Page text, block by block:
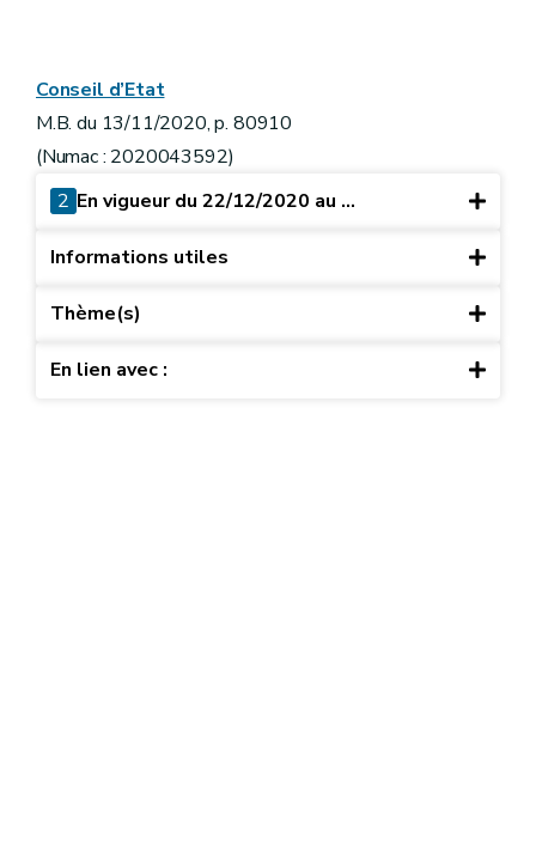
Conseil d’Etat
M.B. du 13/11/2020, p. 80910
(Numac : 2020043592)
2 En vigueur du 22/12/2020 au ...
Informations utiles
Thème(s)
En lien avec :